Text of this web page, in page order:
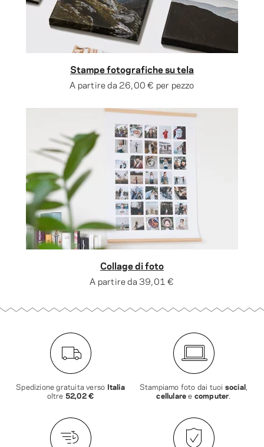
Stampe fotografiche su tela
A partire da 26,00 € per pezzo
Collage di foto
A partire da 39,01 €
Spedizione gratuita verso Italia
oltre 52,02 €
Stampiamo foto dai tuoi social,
cellularee computer